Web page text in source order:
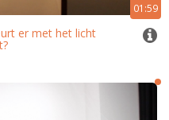
01:59
er met het licht